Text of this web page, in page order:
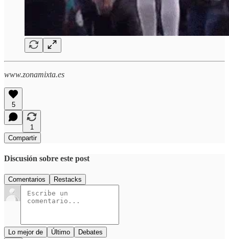
www.zonamixta.es
5
1
Compartir
Discusión sobre este post
Comentarios Restacks
Lo mejor de Último Debates